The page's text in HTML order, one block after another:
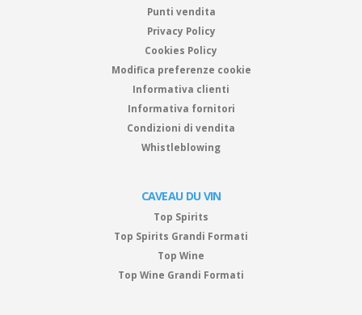
Punti vendita
Privacy Policy
Cookies Policy
Modifica preferenze cookie
Informativa clienti
Informativa fornitori
Condizioni di vendita
Whistleblowing
CAVEAU DU VIN
Top Spirits
Top Spirits Grandi Formati
Top Wine
Top Wine Grandi Formati